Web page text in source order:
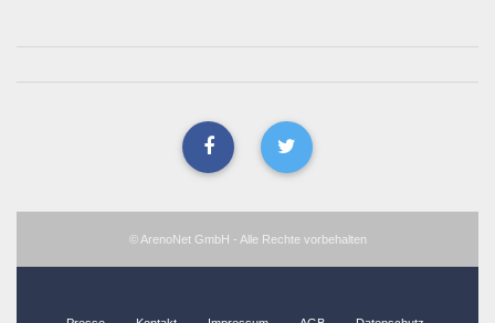
© ArenoNet GmbH - Alle Rechte vorbehalten